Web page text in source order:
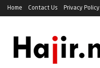
Home Contact Us Privacy Policy